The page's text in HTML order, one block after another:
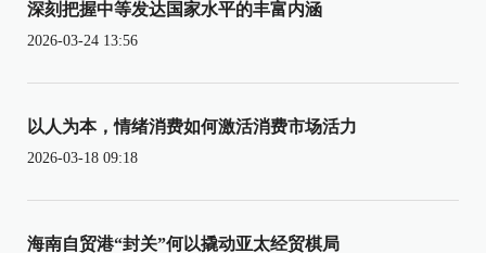
深刻把握中等发达国家水平的丰富内涵
2026-03-24 13:56
以人为本，情绪消费如何激活消费市场活力
2026-03-18 09:18
海南自贸港“封关”何以撬动亚太经贸棋局